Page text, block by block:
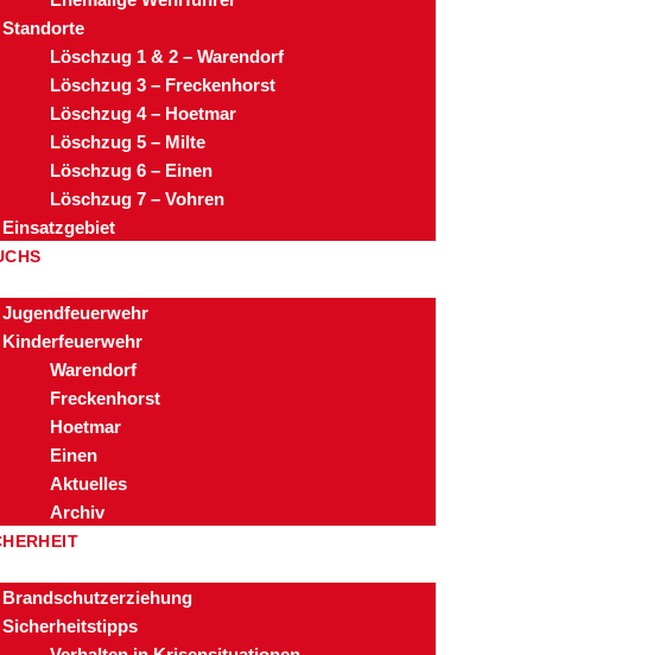
Standorte
Löschzug 1 & 2 – Warendorf
Löschzug 3 – Freckenhorst
Löschzug 4 – Hoetmar
Löschzug 5 – Milte
Löschzug 6 – Einen
Löschzug 7 – Vohren
Einsatzgebiet
Jugendfeuerwehr
Kinderfeuerwehr
Warendorf
Freckenhorst
Hoetmar
Einen
Aktuelles
Archiv
Brandschutzerziehung
Sicherheitstipps